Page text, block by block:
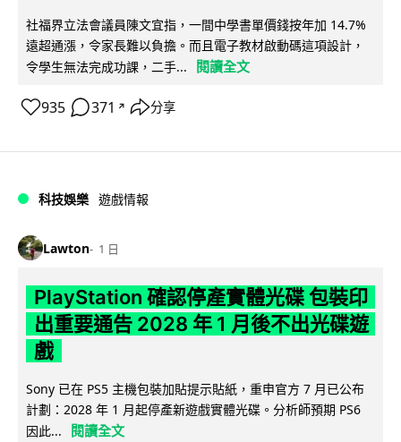
社福界立法會議員陳文宜指，一間中學書單價錢按年加 14.7%
遠超通漲，令家長難以負擔。而且電子教材啟動碼這項設計，
令學生無法完成功課，二手...
閱讀全文
935 371 ↗ 分享
科技娛樂 遊戲情報
Lawton 1 日
PlayStation 確認停產實體光碟 包裝印
出重要通告 2028 年 1 月後不出光碟遊
戲
Sony 已在 PS5 主機包裝加貼提示貼紙，重申官方 7 月已公布
計劃：2028 年 1 月起停產新遊戲實體光碟。分析師預期 PS6
因此...
閱讀全文